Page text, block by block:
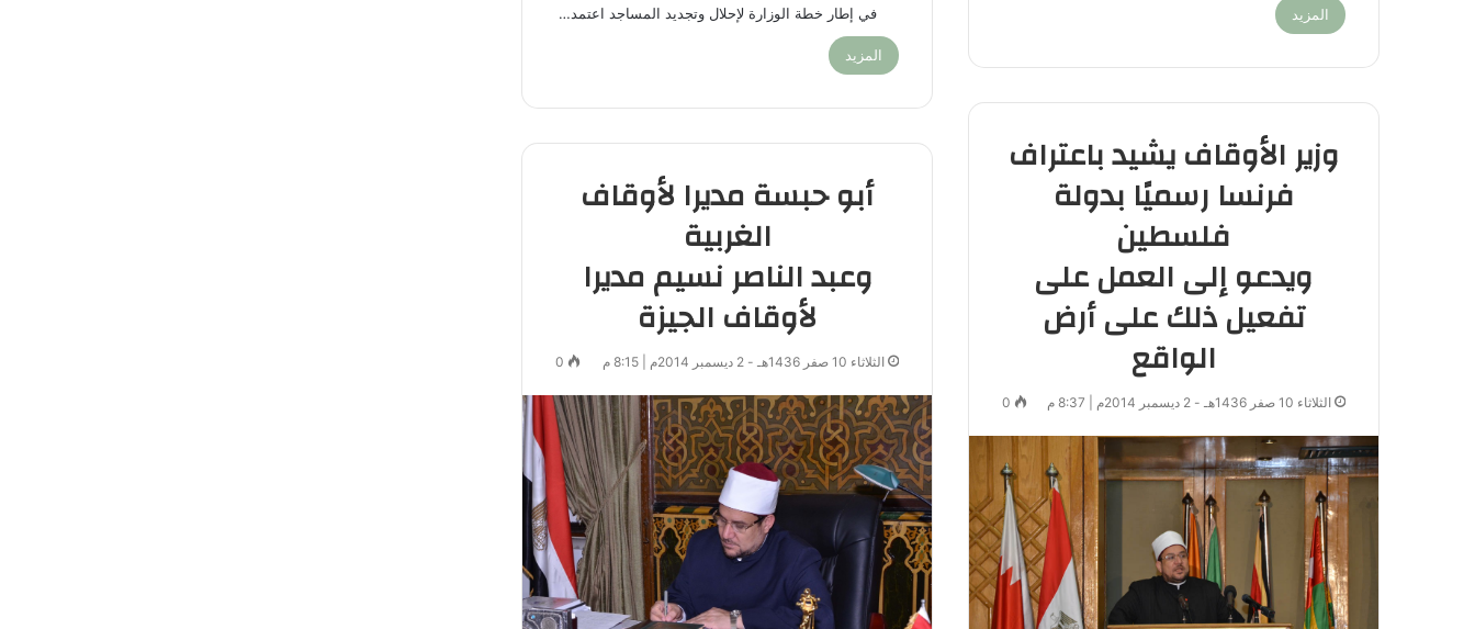
المزيد في إطار خطة الوزارة لإحلال وتجديد المساجد اعتمد…
المزيد
وزير الأوقاف يشيد باعتراف
فرنسا رسميًا بدولة
فلسطين
ويدعو إلى العمل على
تفعيل ذلك على أرض
الواقع
الثلاثاء 10 صفر 1436هـ - 2 ديسمبر 2014م | 8:37 م 0
أبو حبسة مديرا لأوقاف
الغربية
وعبد الناصر نسيم مديرا
لأوقاف الجيزة
الثلاثاء 10 صفر 1436هـ - 2 ديسمبر 2014م | 8:15 م 0